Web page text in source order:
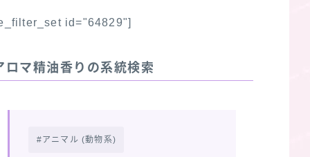
id="64829"]
ロマ精油香りの系統検索
アニマル (動物系)